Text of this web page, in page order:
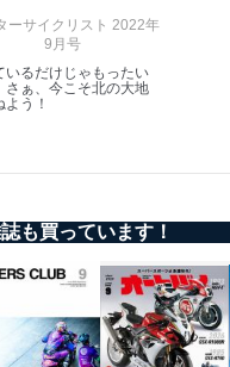
ーサイクリスト 2022年
9月号
いるだけじゃもったい
さぁ、今こそ北の大地
よう！
も買っています！